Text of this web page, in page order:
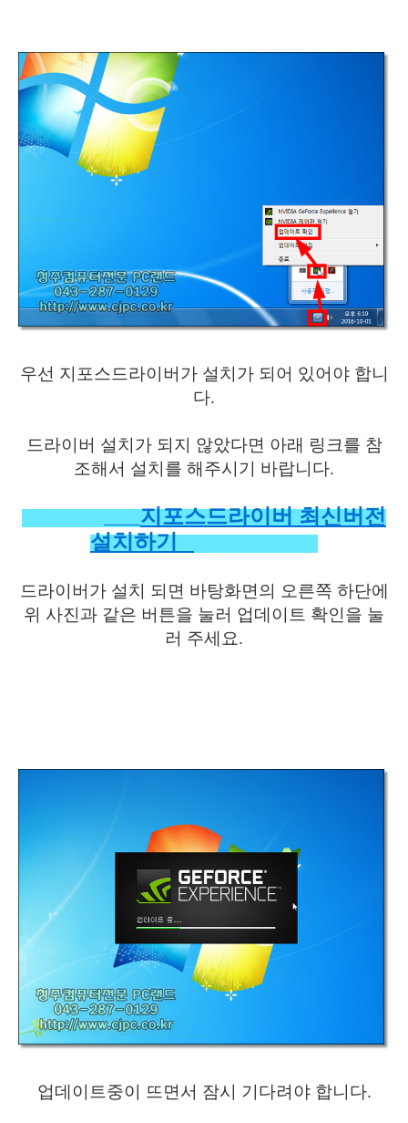
우선 지포스드라이버가 설치가 되어 있어야 합니
다.
드라이버 설치가 되지 않았다면 아래 링크를 참
조해서 설치를 해주시기 바랍니다.
지포스드라이버 최신버전
설치하기
드라이버가 설치 되면 바탕화면의 오른쪽 하단에
위 사진과 같은 버튼을 눌러 업데이트 확인을 눌
러 주세요.
업데이트중이 뜨면서 잠시 기다려야 합니다.